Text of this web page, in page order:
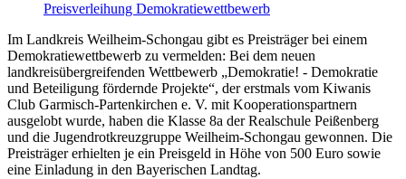
Preisverleihung Demokratiewettbewerb
Im Landkreis Weilheim-Schongau gibt es Preisträger bei einem
Demokratiewettbewerb zu vermelden: Bei dem neuen
landkreisübergreifenden Wettbewerb „Demokratie! - Demokratie
und Beteiligung fördernde Projekte“, der erstmals vom Kiwanis
Club Garmisch-Partenkirchen e. V. mit Kooperationspartnern
ausgelobt wurde, haben die Klasse 8a der Realschule Peißenberg
und die Jugendrotkreuzgruppe Weilheim-Schongau gewonnen. Die
Preisträger erhielten je ein Preisgeld in Höhe von 500 Euro sowie
eine Einladung in den Bayerischen Landtag.